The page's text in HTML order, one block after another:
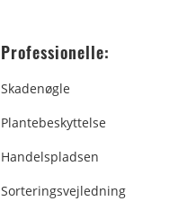
Professionelle:
Skadenøgle
Plantebeskyttelse
Handelspladsen
Sorteringsvejledning